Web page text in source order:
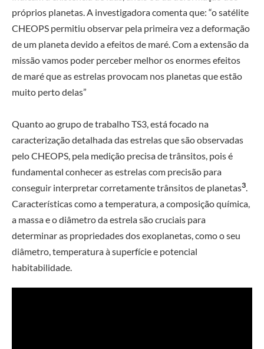
próprios planetas. A investigadora comenta que: “o satélite
CHEOPS permitiu observar pela primeira vez a deformação
de um planeta devido a efeitos de maré. Com a extensão da
missão vamos poder perceber melhor os enormes efeitos
de maré que as estrelas provocam nos planetas que estão
muito perto delas”
Quanto ao grupo de trabalho TS3, está focado na
caracterização detalhada das estrelas que são observadas
pelo CHEOPS, pela medição precisa de trânsitos, pois é
fundamental conhecer as estrelas com precisão para
conseguir interpretar corretamente trânsitos de planetas3.
Características como a temperatura, a composição química,
a massa e o diâmetro da estrela são cruciais para
determinar as propriedades dos exoplanetas, como o seu
diâmetro, temperatura à superfície e potencial
habitabilidade.